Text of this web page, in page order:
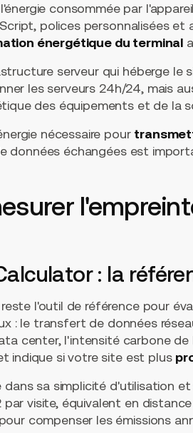
consommée par
polices personnalisées
énergétique du terminal
serveur qui héberge le
les serveurs 24h/24, mais
des équipements et de la
nécessaire pour
données échangées est
: la
reste l'outil de référence pour
: le transfert de données
center, l'intensité carbone
indique si votre site est plus
sa simplicité d'utilisation
visite, équivalent en
compenser les émissions